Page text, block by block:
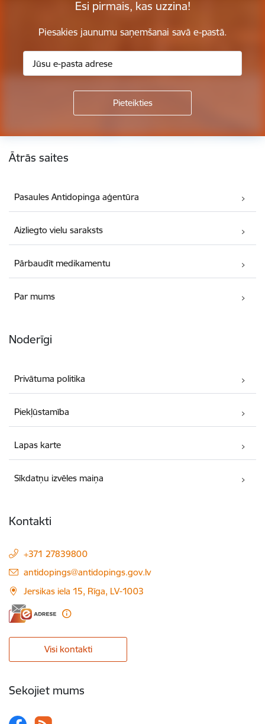
Esi pirmais, kas uzzina!
Piesakies jaunumu saņemšanai savā e-pastā.
Ātrās saites
Pasaules Antidopinga aģentūra
Aizliegto vielu saraksts
Pārbaudīt medikamentu
Par mums
Noderīgi
Privātuma politika
Piekļūstamība
Lapas karte
Sīkdatņu izvēles maiņa
Kontakti
+371 27839800
E-pasts:
antidopings@antidopings.gov.lv
Jersikas iela 15, Rīga, LV-1003
Visi kontakti
Sekojiet mums